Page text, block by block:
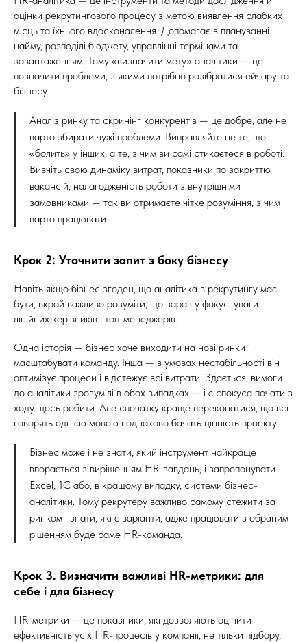
оцінки рекрутингового процесу з метою виявлення слабких
місць та їхнього вдосконалення. Допомагає в плануванні
найму, розподілі бюджету, управлінні термінами та
завантаженням. Тому «визначити мету» аналітики — це
позначити проблеми, з якими потрібно розібратися ейчару та
бізнесу.
Аналіз ринку та скринінг конкурентів — це добре, але не
варто збирати чужі проблеми. Виправляйте не те, що
«болить» у інших, а те, з чим ви самі стикаєтеся в роботі.
Вивчіть свою динаміку витрат, показники по закриттю
вакансій, налагодженість роботи з внутрішніми
замовниками — так ви отримаєте чітке розуміння, з чим
варто працювати.
Крок 2: Уточнити запит з боку бізнесу
Навіть якщо бізнес згоден, що аналітика в рекрутингу має
бути, вкрай важливо розуміти, що зараз у фокусі уваги
лінійних керівників і топ-менеджерів.
Одна історія — бізнес хоче виходити на нові ринки і
масштабувати команду. Інша — в умовах нестабільності він
оптимізує процеси і відстежує всі витрати. Здається, вимоги
до аналітики зрозумілі в обох випадках — і є спокуса почати з
ходу щось робити. Але спочатку краще переконатися, що всі
говорять однією мовою і однаково бачать цінність проекту.
Бізнес може і не знати, який інструмент найкраще
впорається з вирішенням HR-завдань, і запропонувати
Excel, 1C або, в кращому випадку, системи бізнес-
аналітики. Тому рекрутеру важливо самому стежити за
ринком і знати, які є варіанти, адже працювати з обраним
рішенням буде саме HR-команда.
Крок 3. Визначити важливі HR-метрики: для
себе і для бізнесу
HR-метрики — це показники, які дозволяють оцінити
ефективність усіх HR-процесів у компанії, не тільки підбору,